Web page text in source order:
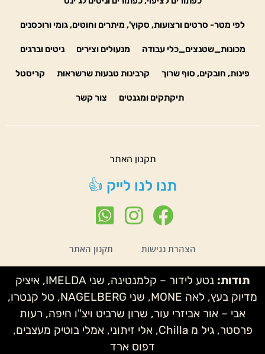
לפי מטר- סרטים ורצועות, סקוץ', מיתרים וחוטים, גומי ורוכסנים
מכונות_שטנצים_כלי עבודה מנעולים וצירים ניטים וברגים
פינות, חובקים, סוף שרוך קרבינות טבעות שרשראות קריסטל
תיקתקים ומגנטים צור קשר
תקנון האתר
תנו לנו לייק 👍
הצהרת נגישות תקנון האתר
תודות:
נטע לידור – קלמנטינה, שני IMELDA, איציק
מדיוק בעץ, לאה MONE, שני NAGELBERG, טל קנטרו,
אבי – אור אביזרי עור, שרון שרביט ויצ"ו חיפה, רעות
פרסטר, גיל מ Chilla, אלי זיתוני, אמלי בוטיק מעצבים,
דפוס ארד